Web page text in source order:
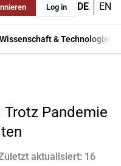
Log in DE EN
Wissenschaft & Technologie
Trotz Pandemie
aktualisiert: 16